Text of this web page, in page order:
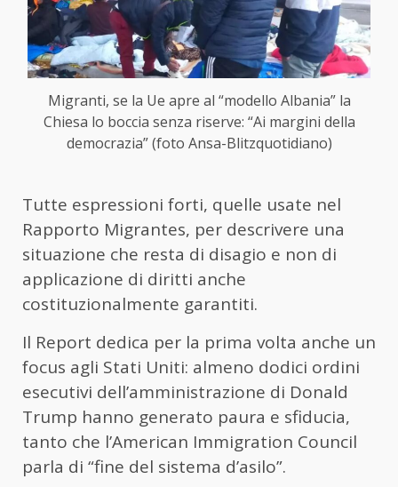
Migranti, se la Ue apre al “modello Albania” la
Chiesa lo boccia senza riserve: “Ai margini della
democrazia” (foto Ansa-Blitzquotidiano)
Tutte espressioni forti, quelle usate nel
Rapporto Migrantes, per descrivere una
situazione che resta di disagio e non di
applicazione di diritti anche
costituzionalmente garantiti.
Il Report dedica per la prima volta anche un
focus agli Stati Uniti: almeno dodici ordini
esecutivi dell’amministrazione di Donald
Trump hanno generato paura e sfiducia,
tanto che l’American Immigration Council
parla di “fine del sistema d’asilo”.